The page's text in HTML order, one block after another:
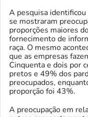
A pesquisa
se mostraram
proporções maiores
fornecimento de
raça. O mesmo
que as empresas
Cinquenta e dois por
pretos e 49% dos
preocupados,
proporção foi 43%.
A preocupação em